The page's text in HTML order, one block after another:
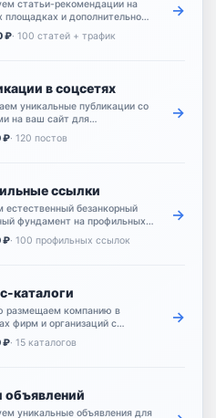
статьи-рекомендации на
площадках и дополнительно
их переходами и
сигналами.
₽· 100 статей + трафик
→
в соцсетях
уникальные публикации со
на ваш сайт для
упоминаний и
охвата.
₽· 120 постов
→
ссылки
естественный безанкорный
фундамент на профильных
для базового продвижения
₽· 100 профильных ссылок
→
каталоги
размещаем компанию в
фирм и организаций с
описанием и ссылкой на
₽· 15 каталогов
→
объявлений
уникальные объявления для